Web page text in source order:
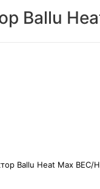
Ballu